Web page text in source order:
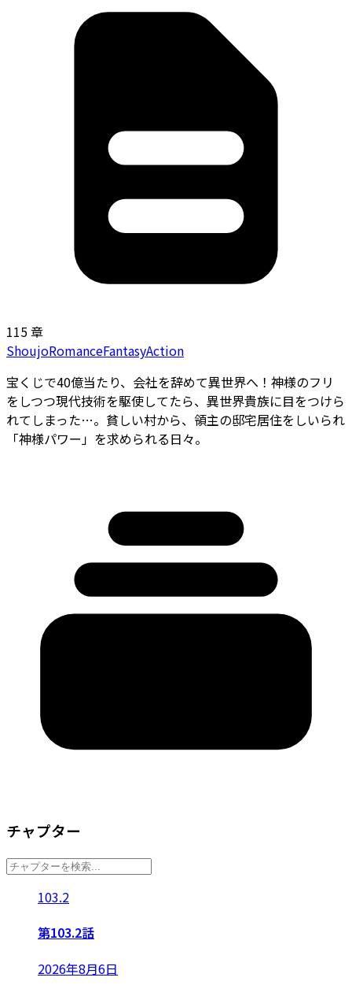
115 章
ShoujoRomanceFantasyAction
宝くじで40億当たり、会社を辞めて異世界へ！神様のフリ
をしつつ現代技術を駆使してたら、異世界貴族に目をつけら
れてしまった…。貧しい村から、領主の邸宅居住をしいられ
「神様パワー」を求められる日々。
チャプター
103.2
第103.2話
2026年8月6日